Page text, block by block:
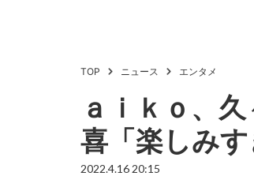
TOP ニュース エンタメ
ａｉｋｏ、
喜「楽しみす
2022.4.16 20:15